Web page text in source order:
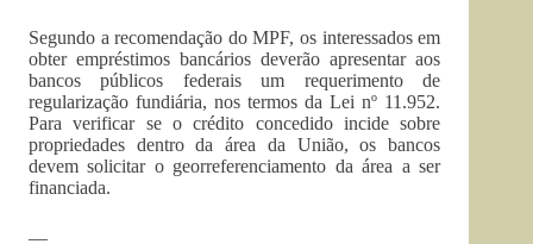
Segundo a recomendação do MPF, os interessados em
obter empréstimos bancários deverão apresentar aos
bancos públicos federais um requerimento de
regularização fundiária, nos termos da Lei nº 11.952.
Para verificar se o crédito concedido incide sobre
propriedades dentro da área da União, os bancos
devem solicitar o georreferenciamento da área a ser
financiada.
—